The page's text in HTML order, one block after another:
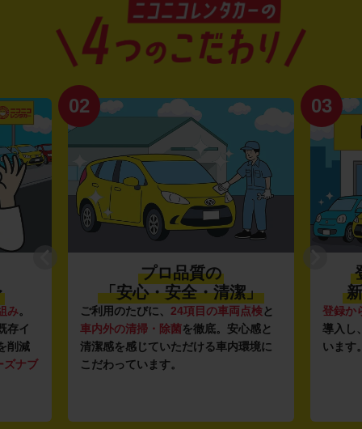
み。
存イ
削減
ズナブ
02
プロ品質の
「安心・安全・清潔」
ご利用のたびに、 24項目の車両点検と
車内外の清掃・除菌を徹底。安心感と
清潔感を感じていただける車内環境に
こだわっています。
03
登録か
導入し
います